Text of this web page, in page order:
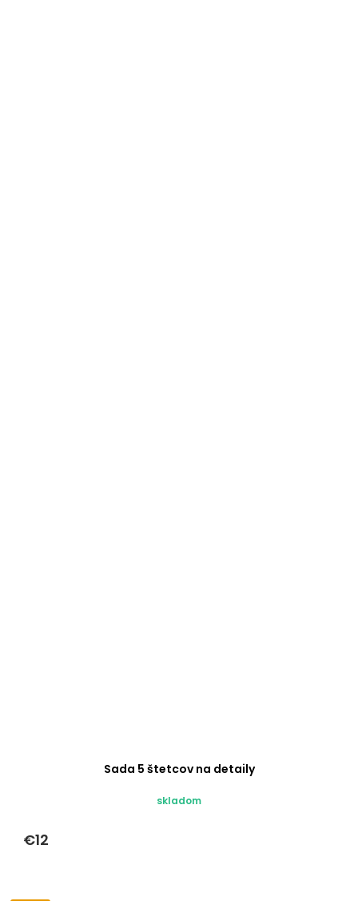
Sada 5 štetcov na detaily
skladom
€12